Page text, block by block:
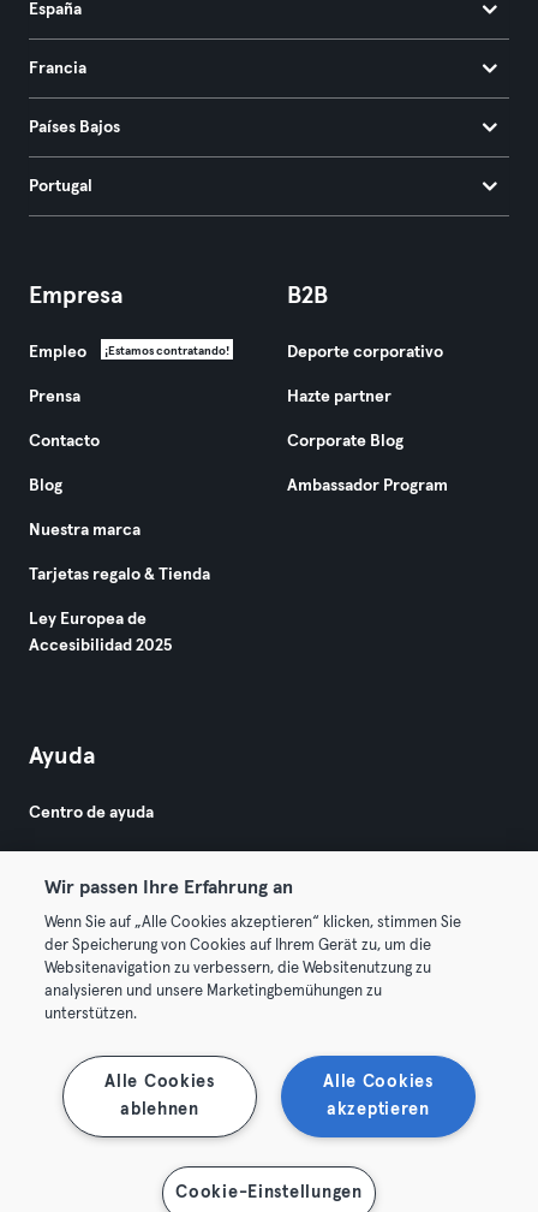
España
Francia
Países Bajos
Portugal
Empresa
Empleo ¡Estamos contratando!
Prensa
Contacto
Blog
Nuestra marca
Tarjetas regalo & Tienda
Ley Europea de
Accesibilidad 2025
B2B
Deporte corporativo
Hazte partner
Corporate Blog
Ambassador Program
Ayuda
Centro de ayuda
© 2026 Urban Sports Group GmbH. All rights reserved.
Términos y condiciones
Rescindir contratos aquí Desistir de contratos aquí
Wir passen Ihre Erfahrung an
Wenn Sie auf „Alle Cookies akzeptieren“ klicken, stimmen Sie
der Speicherung von Cookies auf Ihrem Gerät zu, um die
Websitenavigation zu verbessern, die Websitenutzung zu
analysieren und unsere Marketingbemühungen zu
unterstützen.
Alle Cookies
akzeptieren
Alle Cookies
ablehnen
Cookie-Einstellungen